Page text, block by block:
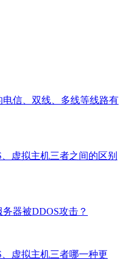
电信、双线、多线等线路有
虚拟主机三者之间的区别
器被DDOS攻击？
虚拟主机三者哪一种更